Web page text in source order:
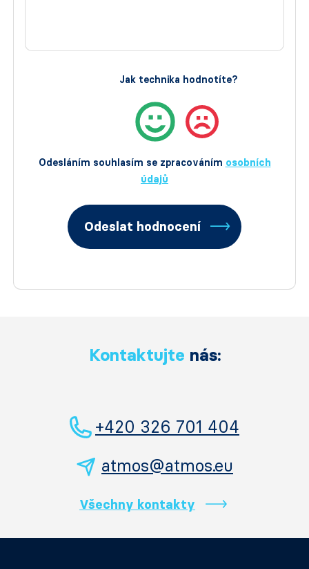
Odesláním souhlasím se zpracováním osobních
údajů
Jak technika hodnotíte?
Odeslat hodnocení
Kontaktujte nás:
+420 326 701 404
atmos@atmos.eu
Všechny kontakty